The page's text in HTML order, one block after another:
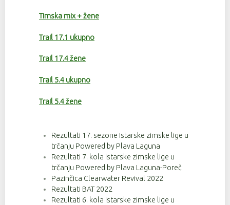
Timska mix + žene
Trail 17.1 ukupno
Trail 17.4 žene
Trail 5.4 ukupno
Trail 5.4 žene
Rezultati 17. sezone Istarske zimske lige u
trčanju Powered by Plava Laguna
Rezultati 7. kola Istarske zimske lige u
trčanju Powered by Plava Laguna-Poreč
Pazinčica Clearwater Revival 2022
Rezultati BAT 2022
Rezultati 6. kola Istarske zimske lige u